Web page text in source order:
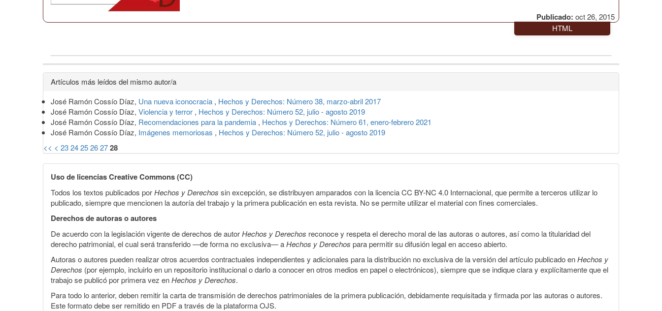
Publicado: oct 26, 2015
HTML
Detalles
del
artículo
Artículos más leídos del mismo autor/a
José Ramón Cossío Díaz, Una nueva iconocracia , Hechos y Derechos: Número 38, marzo-abril 2017
José Ramón Cossío Díaz, Violencia y terror , Hechos y Derechos: Número 52, julio - agosto 2019
José Ramón Cossío Díaz, Recomendaciones para la pandemia , Hechos y Derechos: Número 61, enero-febrero 2021
José Ramón Cossío Díaz, Imágenes memoriosas , Hechos y Derechos: Número 52, julio - agosto 2019
<< < 232425262728
Uso de licencias Creative Commons (CC)
Todos los textos publicados porHechos y Derechos sin excepción, se distribuyen amparados con la licencia CC BY-NC 4.0 Internacional, que permite a terceros utilizar lo
publicado, siempre que mencionen la autoría del trabajo y la primera publicación en esta revista. No se permite utilizar el material con fines comerciales.
Derechos de autoras o autores
De acuerdo con la legislación vigente de derechos de autorHechos y Derechos reconoce y respeta el derecho moral de las autoras o autores, así como la titularidad del
derecho patrimonial, el cual será transferido —de forma no exclusiva— aHechos y Derechos para permitir su difusión legal en acceso abierto.
Autoras o autores pueden realizar otros acuerdos contractuales independientes y adicionales para la distribución no exclusiva de la versión del artículo publicado enHechos y
Derechos (por ejemplo, incluirlo en un repositorio institucional o darlo a conocer en otros medios en papel o electrónicos), siempre que se indique clara y explícitamente que el
trabajo se publicó por primera vez enHechos y Derechos.
Para todo lo anterior, deben remitir la carta de transmisión de derechos patrimoniales de la primera publicación, debidamente requisitada y firmada por las autoras o autores.
Este formato debe ser remitido en PDF a través de la plataforma OJS.